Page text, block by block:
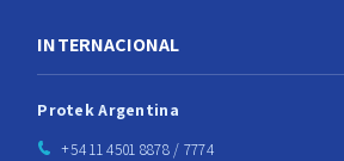
INTERNACIONAL
Protek Argentina
+54 11 4501 8878 / 7774